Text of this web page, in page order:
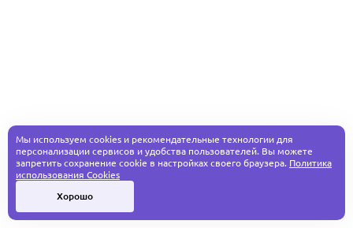
Мы используем cookies и рекомендательные технологии для
персонализации сервисов и удобства пользователей. Вы можете
запретить сохранение cookie в настройках своего браузера. Политика
использования Cookies
Хорошо